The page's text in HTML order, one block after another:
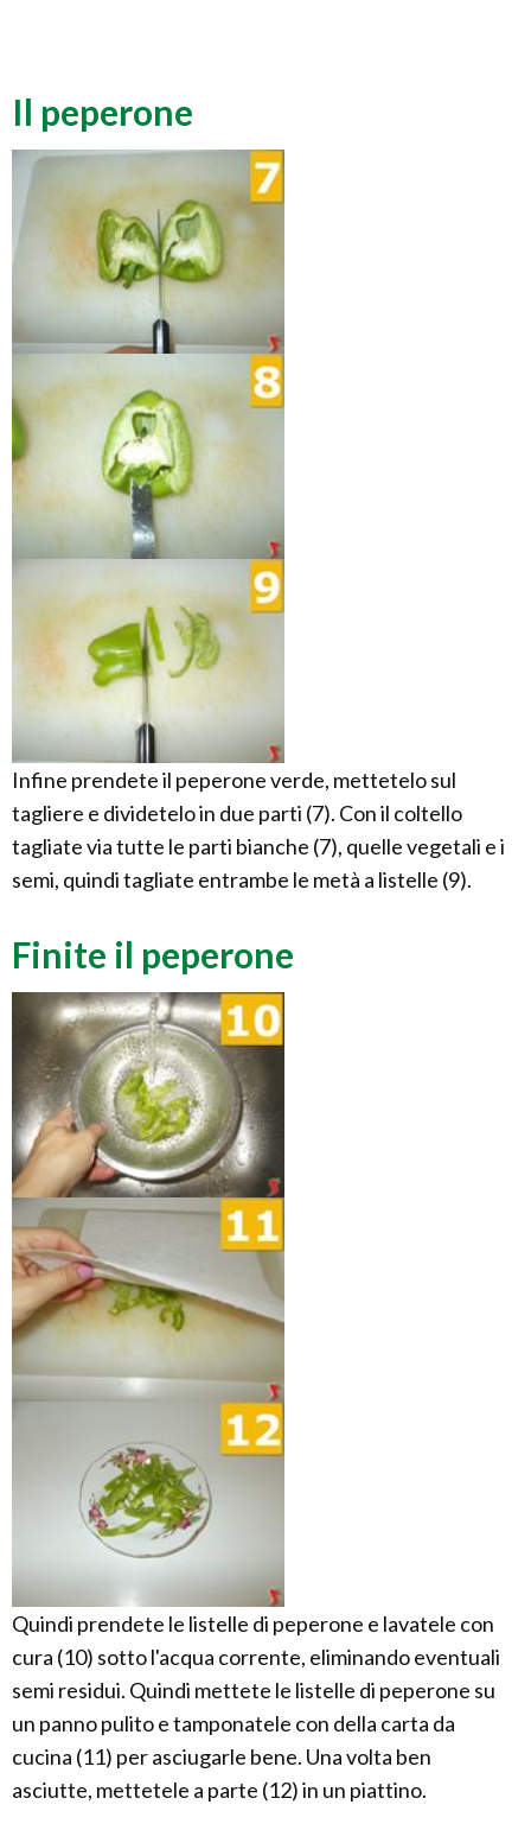
Il peperone
Infine prendete il peperone verde, mettetelo sul
tagliere e dividetelo in due parti (7). Con il coltello
tagliate via tutte le parti bianche (7), quelle vegetali e i
semi, quindi tagliate entrambe le metà a listelle (9).
Finite il peperone
Quindi prendete le listelle di peperone e lavatele con
cura (10) sotto l'acqua corrente, eliminando eventuali
semi residui. Quindi mettete le listelle di peperone su
un panno pulito e tamponatele con della carta da
cucina (11) per asciugarle bene. Una volta ben
asciutte, mettetele a parte (12) in un piattino.